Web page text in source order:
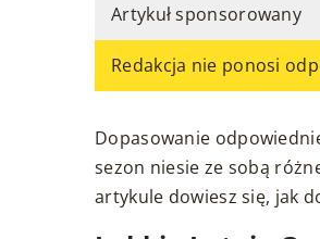
Artykuł sponsorowany
Redakcja nie ponosi
Dopasowanie
sezon niesie ze sobą
artykule dowiesz się, jak